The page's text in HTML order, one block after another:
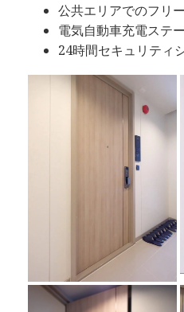
公共エリアでのフリ
電気自動車充電ステ
24時間セキュリティ